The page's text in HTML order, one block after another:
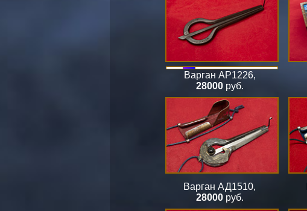
Варган АР1226,
28000руб.
Варган АД1510,
28000руб.